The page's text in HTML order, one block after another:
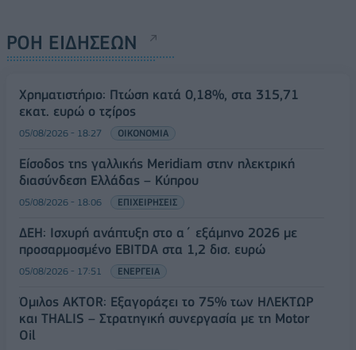
ΡΟΗ ΕΙΔΗΣΕΩΝ
Χρηματιστήριο: Πτώση κατά 0,18%, στα 315,71
εκατ. ευρώ ο τζίρος
05/08/2026 - 18:27 ΟΙΚΟΝΟΜΙΑ
Είσοδος της γαλλικής Meridiam στην ηλεκτρική
διασύνδεση Ελλάδας – Κύπρου
05/08/2026 - 18:06 ΕΠΙΧΕΙΡΗΣΕΙΣ
ΔΕΗ: Ισχυρή ανάπτυξη στο α΄ εξάμηνο 2026 με
προσαρμοσμένο EBITDA στα 1,2 δισ. ευρώ
05/08/2026 - 17:51 ΕΝΕΡΓΕΙΑ
Όμιλος AKTOR: Εξαγοράζει το 75% των ΗΛΕΚΤΩΡ
και THALIS – Στρατηγική συνεργασία με τη Motor
Oil